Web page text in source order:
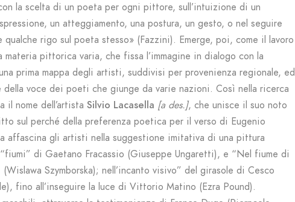
la scelta di un poeta per ogni pittore, sull’intuizione di un
un atteggiamento, una postura, un gesto, o nel seguire
qualche rigo sul poeta stesso» (Fazzini). Emerge, poi, come il lavoro
materia pittorica varia, che fissa l’immagine in dialogo con la
prima mappa degli artisti, suddivisi per provenienza regionale, ed
della voce dei poeti che giunge da varie nazioni. Così nella ricerca
nome dell’artista Silvio Lacasella [a des.], che unisce il suo noto
sul perché della preferenza poetica per il verso di Eugenio
affascina gli artisti nella suggestione imitativa di una pittura
di Gaetano Fracassio (Giuseppe Ungaretti), e “Nel fiume di
Szymborska); nell’incanto visivo” del girasole di Cesco
fino all’inseguire la luce di Vittorio Matino (Ezra Pound).